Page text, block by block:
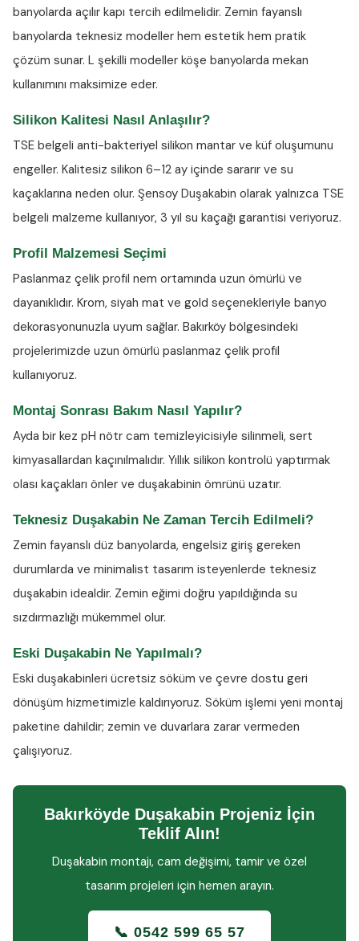
banyolarda açılır kapı tercih edilmelidir. Zemin fayanslı
banyolarda teknesiz modeller hem estetik hem pratik
çözüm sunar. L şekilli modeller köşe banyolarda mekan
kullanımını maksimize eder.
Silikon Kalitesi Nasıl Anlaşılır?
TSE belgeli anti-bakteriyel silikon mantar ve küf oluşumunu
engeller. Kalitesiz silikon 6–12 ay içinde sararır ve su
kaçaklarına neden olur. Şensoy Duşakabin olarak yalnızca TSE
belgeli malzeme kullanıyor, 3 yıl su kaçağı garantisi veriyoruz.
Profil Malzemesi Seçimi
Paslanmaz çelik profil nem ortamında uzun ömürlü ve
dayanıklıdır. Krom, siyah mat ve gold seçenekleriyle banyo
dekorasyonunuzla uyum sağlar. Bakırköy bölgesindeki
projelerimizde uzun ömürlü paslanmaz çelik profil
kullanıyoruz.
Montaj Sonrası Bakım Nasıl Yapılır?
Ayda bir kez pH nötr cam temizleyicisiyle silinmeli, sert
kimyasallardan kaçınılmalıdır. Yıllık silikon kontrolü yaptırmak
olası kaçakları önler ve duşakabinin ömrünü uzatır.
Teknesiz Duşakabin Ne Zaman Tercih Edilmeli?
Zemin fayanslı düz banyolarda, engelsiz giriş gereken
durumlarda ve minimalist tasarım isteyenlerde teknesiz
duşakabin idealdir. Zemin eğimi doğru yapıldığında su
sızdırmazlığı mükemmel olur.
Eski Duşakabin Ne Yapılmalı?
Eski duşakabinleri ücretsiz söküm ve çevre dostu geri
dönüşüm hizmetimizle kaldırıyoruz. Söküm işlemi yeni montaj
paketine dahildir; zemin ve duvarlara zarar vermeden
çalışıyoruz.
Bakırköyde Duşakabin Projeniz İçin
Teklif Alın!
Duşakabin montajı, cam değişimi, tamir ve özel
tasarım projeleri için hemen arayın.
📞 0542 599 65 57